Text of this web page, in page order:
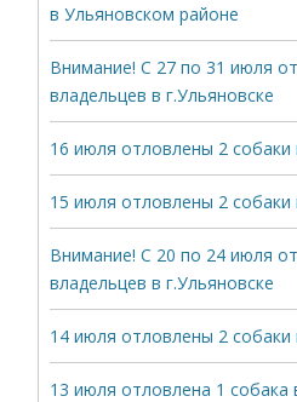
в Ульяновском районе
Внимание! С 27 по 31 июля
владельцев в г.Ульяновске
16 июля отловлены 2 собаки
15 июля отловлены 2 собаки
Внимание! С 20 по 24 июля
владельцев в г.Ульяновске
14 июля отловлены 2 собаки
13 июля отловлена 1 собака